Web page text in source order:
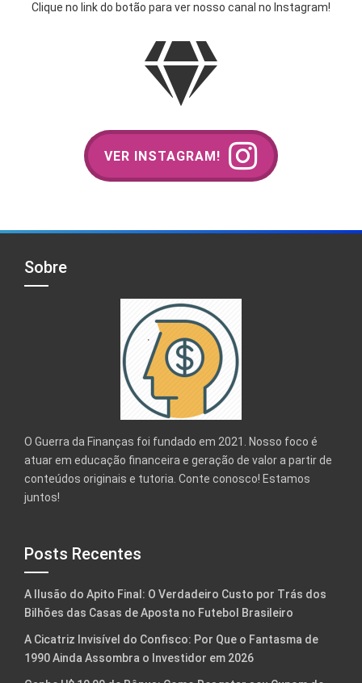
Clique no link do botão para ver nosso canal no Instagram!
VER INSTAGRAM!
Sobre
O Guerra da Finanças foi fundado em 2021. Nosso foco é
atuar em educação financeira e geração de valor a partir de
conteúdos originais e tutoria. Conte conosco! Estamos
juntos!
Posts Recentes
A Ilusão do Apito Final: O Verdadeiro Custo por Trás dos
Bilhões das Casas de Aposta no Futebol Brasileiro
A Cicatriz Invisível do Confisco: Por Que o Fantasma de
1990 Ainda Assombra o Investidor em 2026